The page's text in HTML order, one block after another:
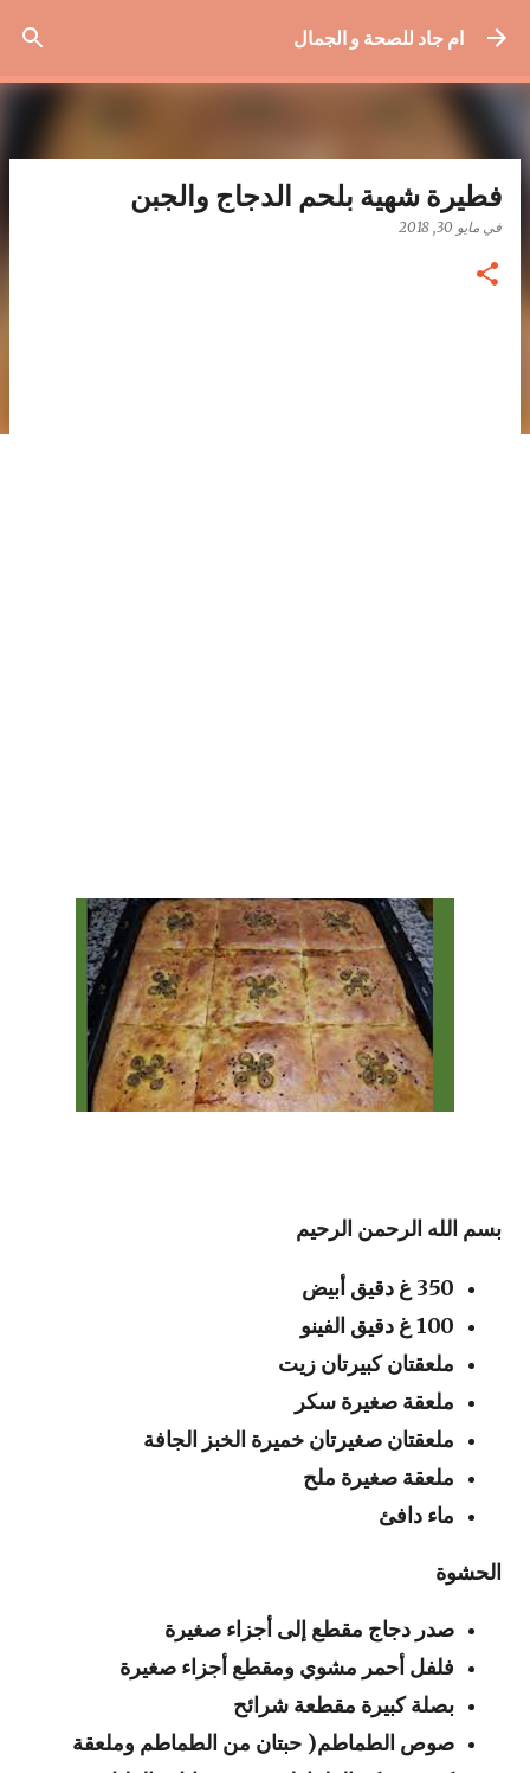
التخطي إلى المحتوى الرئيسيام جاد للصحة و الجمال
فطيرة شهية بلحم الدجاج والجبن
في مايو 30, 2018
بسم الله الرحمن الرحيم
350 غ دقيق أبيض
100 غ دقيق الفينو
ملعقتان كبيرتان زيت
ملعقة صغيرة سكر
ملعقتان صغيرتان خميرة الخبز الجافة
ملعقة صغيرة ملح
ماء دافئ
الحشوة
صدر دجاج مقطع إلى أجزاء صغيرة
فلفل أحمر مشوي ومقطع أجزاء صغيرة
بصلة كبيرة مقطعة شرائح
صوص الطماطم( حبتان من الطماطم وملعقة